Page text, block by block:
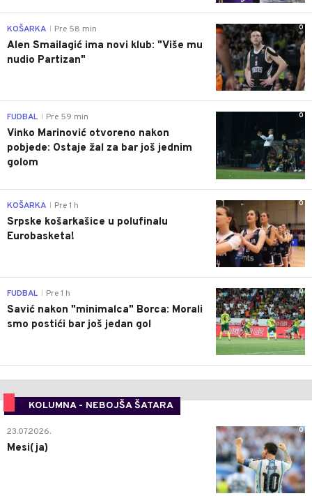
0
KOŠARKA Pre 58 min
Alen Smailagić ima novi klub: "Više mu
nudio Partizan"
0
FUDBAL Pre 59 min
Vinko Marinović otvoreno nakon
pobjede: Ostaje žal za bar još jednim
golom
0
KOŠARKA Pre 1 h
Srpske košarkašice u polufinalu
Eurobasketa!
0
FUDBAL Pre 1 h
Savić nakon "minimalca" Borca: Morali
smo postići bar još jedan gol
KOLUMNA - NEBOJŠA ŠATARA
0
23.07.2026.
Mesi(ja)